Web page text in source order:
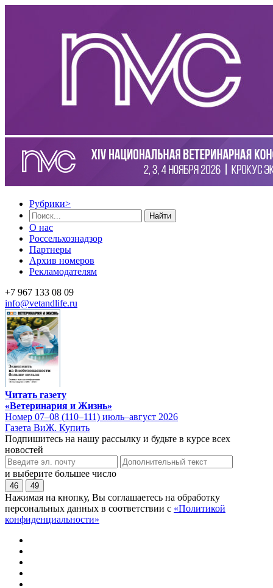
Рубрики>
Найти
О нас
Россельхознадзор
Партнеры
Архив номеров
Рекламодателям
+7 967 133 08 09
info@vetandlife.ru
Читать газету
«Ветеринария и Жизнь»
Номер 07–08 (110–111) июль–август 2026
Газета ВиЖ. Купить
Подпишитесь на нашу рассылку и будьте в курсе всех
новостей
и выберите большее число
46 49
Нажимая на кнопку, Вы соглашаетесь на обработку
персональных данных в соответствии с «Политикой
конфиденциальности»